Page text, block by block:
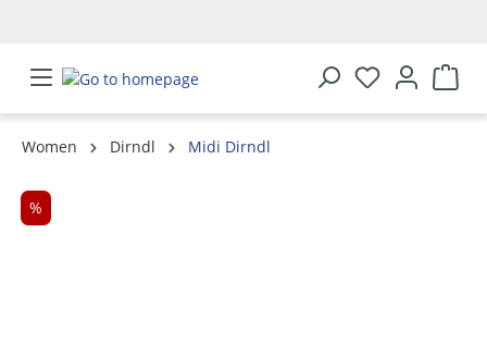
Women Dirndl
Midi Dirndl
%